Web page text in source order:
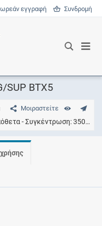
εγγραφή Συνδρομή
SUP BTX5
Μοιραστείτε
Συγκέντρωση 350MG/SUPSACK